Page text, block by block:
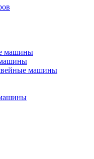
машины
машины